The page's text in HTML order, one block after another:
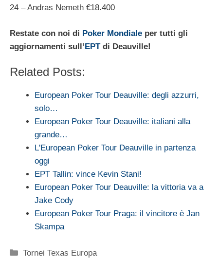
24 – Andras Nemeth €18.400
Restate con noi di Poker Mondiale per tutti gli
aggiornamenti sull’EPTdi Deauville!
Related Posts:
European Poker Tour Deauville: degli azzurri,
solo…
European Poker Tour Deauville: italiani alla
grande…
L'European Poker Tour Deauville in partenza
oggi
EPT Tallin: vince Kevin Stani!
European Poker Tour Deauville: la vittoria va a
Jake Cody
European Poker Tour Praga: il vincitore è Jan
Skampa
Categorie
Tornei Texas Europa